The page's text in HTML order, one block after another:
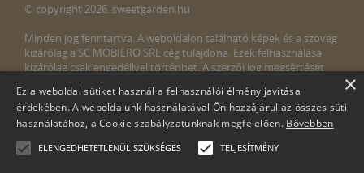
© copyright 2026. sweetgarden.hu
Minden jog fenntartva. A weboldalon található képek és a szöveg
kizárólag a SC MOBILRO SRL cég tulajdona. Ezek felhasználása
kizárólag csak engedéllyel történhet. A szerzői jog megsértését
megsértését észlelné, kérjük, jelezze ezt felénk a következő e-mail
címen:info@sweetgarden.hu
×
Ez a weboldal sütiket használ a felhasználói élmény javítása
érdekében. A weboldalunk használatával Ön hozzájárul az összes süti
használatához, a Cookie szabályzatunknak megfelelően. Bővebben
ELENGEDHETETLENÜL SZÜKSÉGES TELJESÍTMÉNY